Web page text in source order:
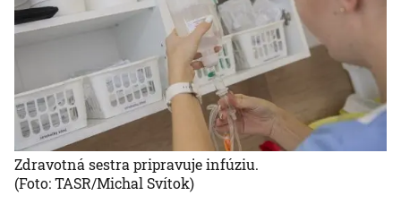
Zdravotná sestra pripravuje infúziu.
(Foto: TASR/Michal Svítok)